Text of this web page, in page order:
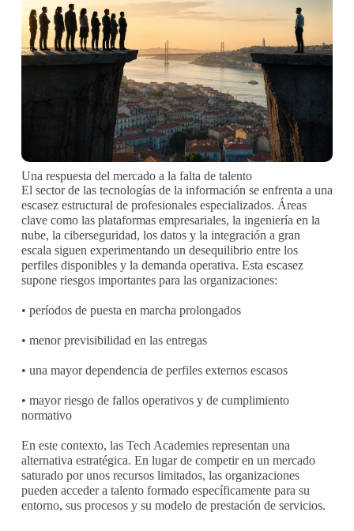
Una respuesta del mercado a la falta de talento
El sector de las tecnologías de la información se enfrenta a una
escasez estructural de profesionales especializados. Áreas
clave como las plataformas empresariales, la ingeniería en la
nube, la ciberseguridad, los datos y la integración a gran
escala siguen experimentando un desequilibrio entre los
perfiles disponibles y la demanda operativa. Esta escasez
supone riesgos importantes para las organizaciones:
• períodos de puesta en marcha prolongados
• menor previsibilidad en las entregas
• una mayor dependencia de perfiles externos escasos
• mayor riesgo de fallos operativos y de cumplimiento
normativo
En este contexto, las Tech Academies representan una
alternativa estratégica. En lugar de competir en un mercado
saturado por unos recursos limitados, las organizaciones
pueden acceder a talento formado específicamente para su
entorno, sus procesos y su modelo de prestación de servicios.